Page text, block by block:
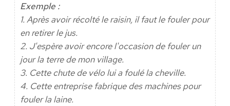
Exemple :
1. Après avoir récolté le raisin, il faut le fouler pour
en retirer le jus.
2. J'espère avoir encore l'occasion de fouler un
jour la terre de mon village.
3. Cette chute de vélo lui a foulé la cheville.
4. Cette entreprise fabrique des machines pour
fouler la laine.